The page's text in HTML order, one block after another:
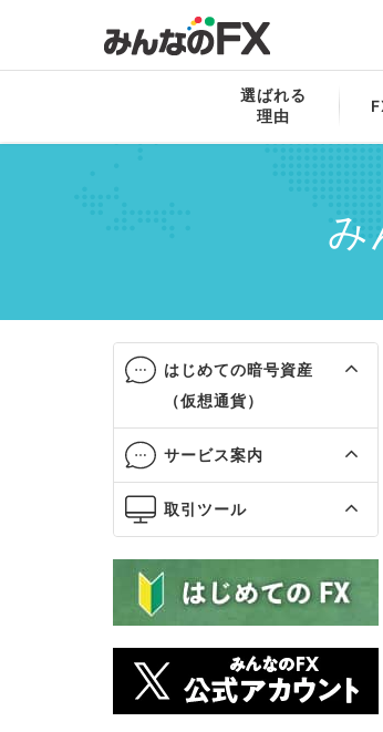
選ばれる
理由
み
みんなのコイン
はじめての暗号資産
（仮想通貨）
サービス案内
取引ツール